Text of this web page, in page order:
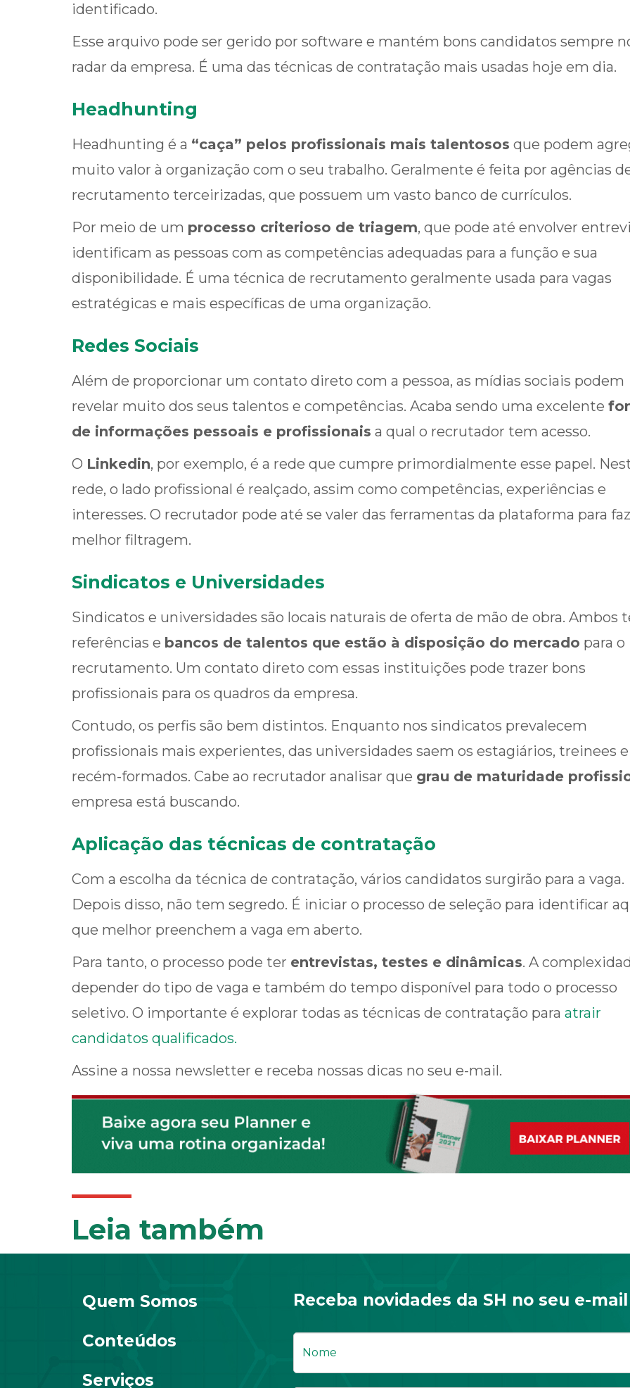
identificado.
Esse arquivo pode ser gerido por software e mantém bons candidatos sempre
radar da empresa. É uma das técnicas de contratação mais usadas hoje em dia.
Headhunting
Headhunting é a “caça” pelos profissionais mais talentosos que podem
muito valor à organização com o seu trabalho. Geralmente é feita por agências
recrutamento terceirizadas, que possuem um vasto banco de currículos.
Por meio de um processo criterioso de triagem, que pode até envolver
identificam as pessoas com as competências adequadas para a função e sua
disponibilidade. É uma técnica de recrutamento geralmente usada para vagas
estratégicas e mais específicas de uma organização.
Redes Sociais
Além de proporcionar um contato direto com a pessoa, as mídias sociais podem
revelar muito dos seus talentos e competências. Acaba sendo uma excelente
de informações pessoais e profissionais a qual o recrutador tem acesso.
O Linkedin, por exemplo, é a rede que cumpre primordialmente esse papel.
rede, o lado profissional é realçado, assim como competências, experiências e
interesses. O recrutador pode até se valer das ferramentas da plataforma para
melhor filtragem.
Sindicatos e Universidades
Sindicatos e universidades são locais naturais de oferta de mão de obra. Ambos
referências e bancos de talentos que estão à disposição do mercado para o
recrutamento. Um contato direto com essas instituições pode trazer bons
profissionais para os quadros da empresa.
Contudo, os perfis são bem distintos. Enquanto nos sindicatos prevalecem
profissionais mais experientes, das universidades saem os estagiários, treinees e
recém-formados. Cabe ao recrutador analisar que grau de maturidade
empresa está buscando.
Aplicação das técnicas de contratação
Com a escolha da técnica de contratação, vários candidatos surgirão para a vaga.
Depois disso, não tem segredo. É iniciar o processo de seleção para identificar
que melhor preenchem a vaga em aberto.
Para tanto, o processo pode ter entrevistas, testes e dinâmicas. A
depender do tipo de vaga e também do tempo disponível para todo o processo
seletivo. O importante é explorar todas as técnicas de contratação para atrair
candidatos qualificados.
Assine a nossa newsletter e receba nossas dicas no seu e-mail.
Leia também
Quem Somos
Conteúdos
Serviços
Receba novidades da SH no seu e-mail